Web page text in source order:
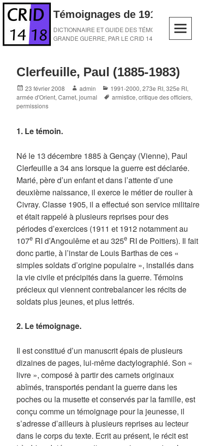
Skip
content
Témoignages de 1914-1918
DICTIONNAIRE ET GUIDE DES TÉMOINS DE LA
GRANDE GUERRE, PAR LE CRID 14-18
Clerfeuille, Paul (1885-1983)
Posted
on
23 février 2008 Author
admin Categories
1991-2000,273e RI,325e RI,
armée d'Orient,Carnet, journal Tags
armistice,critique des officiers,
permissions
1. Le témoin.
Né le 13 décembre 1885 à Gençay (Vienne), Paul
Clerfeuille a 34 ans lorsque la guerre est déclarée.
Marié, père d’un enfant et dans l’attente d’une
deuxième naissance, il exerce le métier de roulier à
Civray. Classe 1905, il a effectué son service militaire
et était rappelé à plusieurs reprises pour des
périodes d’exercices (1911 et 1912 notamment au
107e RI d’Angoulême et au 325e RI de Poitiers). Il fait
donc partie, à l’instar de Louis Barthas de ces «
simples soldats d’origine populaire », installés dans
la vie civile et précipités dans la guerre. Témoins
précieux qui viennent contrebalancer les récits de
soldats plus jeunes, et plus lettrés.
2. Le témoignage.
Il est constitué d’un manuscrit épais de plusieurs
dizaines de pages, lui-même dactylographié. Son «
livre », composé à partir des carnets originaux
abîmés, transportés pendant la guerre dans les
poches ou la musette et conservés par la famille, est
conçu comme un témoignage pour la jeunesse, il
s’adresse d’ailleurs à plusieurs reprises au lecteur
dans le corps du texte. Ecrit au présent, le récit est